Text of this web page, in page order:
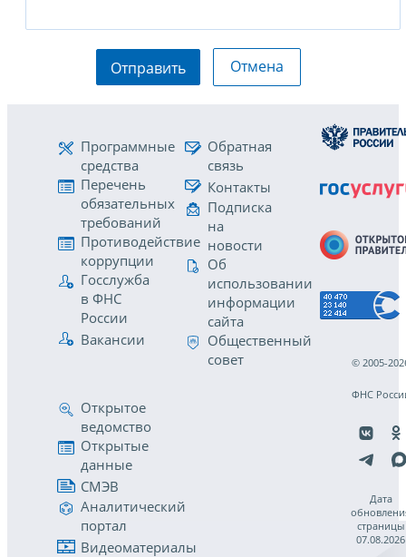
Отправить Отмена
Программные
средства
Перечень
обязательных
требований
Противодействие
коррупции
Госслужба
в ФНС
России
Вакансии
Обратная
связь
Контакты
Подписка
на
новости
Об
использовании
информации
сайта
Общественный
совет
Открытое
ведомство
Открытые
данные
СМЭВ
Аналитический
портал
Видеоматериалы
© 2005-
ФНС
Дата
страницы
07.08.2026